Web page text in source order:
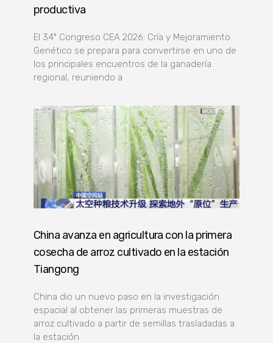
productiva
El 34º Congreso CEA 2026: Cría y Mejoramiento
Genético se prepara para convertirse en uno de
los principales encuentros de la ganadería
regional, reuniendo a
China avanza en agricultura con la primera
cosecha de arroz cultivado en la estación
Tiangong
China dio un nuevo paso en la investigación
espacial al obtener las primeras muestras de
arroz cultivado a partir de semillas trasladadas a
la estación